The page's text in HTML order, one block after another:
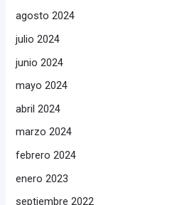
agosto 2024
julio 2024
junio 2024
mayo 2024
abril 2024
marzo 2024
febrero 2024
enero 2023
septiembre 2022